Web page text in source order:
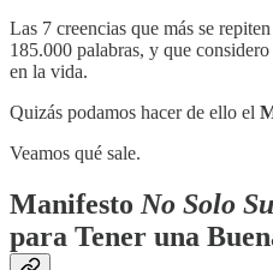
Las 7 creencias que más se
185.000 palabras, y que
en la vida.
Quizás podamos hacer de ello el
Veamos qué sale.
ManifestoNo Solo
para Tener una